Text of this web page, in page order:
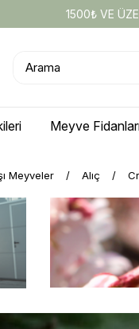
1500₺ VE
Meyve
Meyveler Alıç